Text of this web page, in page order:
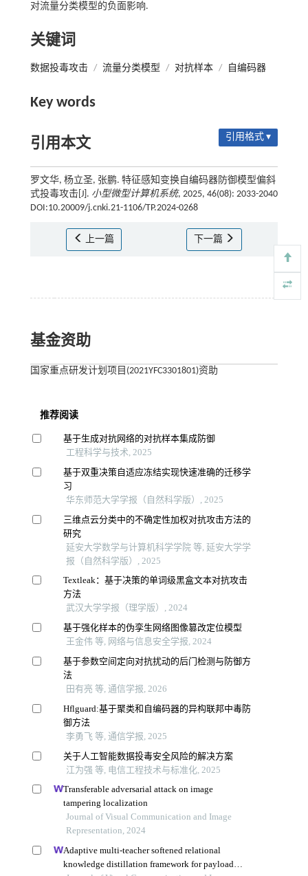
对流量分类模型的负面影响.
关键词
数据投毒攻击 / 流量分类模型 / 对抗样本 / 自编码器
Key words
引用本文 引用格式 ▾
罗文华, 杨立圣, 张鹏. 特征感知变换自编码器防御模型偏斜
式投毒攻击[J]. 小型微型计算机系统, 2025, 46(08): 2033-2040
DOI:10.20009/j.cnki.21-1106/TP.2024-0268
上一篇 下一篇
基金资助
国家重点研发计划项目(2021YFC3301801)资助